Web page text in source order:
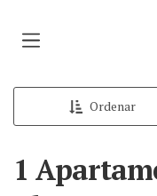
Ordenar
1